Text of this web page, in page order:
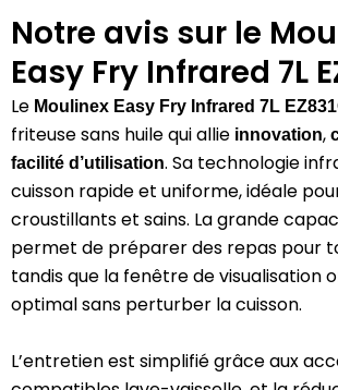
Notre avis sur le
Easy Fry Infrared 7L
Le Moulinex Easy Fry Infrared 7L
friteuse sans huile qui allie innovation,
facilité d’utilisation. Sa technologie
cuisson rapide et uniforme, idéale
croustillants et sains. La grande
permet de préparer des repas pour
tandis que la fenêtre de visualisation
optimal sans perturber la cuisson.
L’entretien est simplifié grâce aux